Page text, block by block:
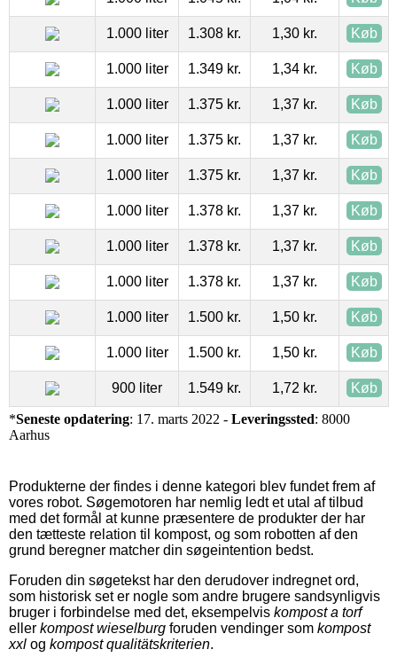
1.000 liter 1.308 kr. 1,30 kr. Køb
1.000 liter 1.349 kr. 1,34 kr. Køb
1.000 liter 1.375 kr. 1,37 kr. Køb
1.000 liter 1.375 kr. 1,37 kr. Køb
1.000 liter 1.375 kr. 1,37 kr. Køb
1.000 liter 1.378 kr. 1,37 kr. Køb
1.000 liter 1.378 kr. 1,37 kr. Køb
1.000 liter 1.378 kr. 1,37 kr. Køb
1.000 liter 1.500 kr. 1,50 kr. Køb
1.000 liter 1.500 kr. 1,50 kr. Køb
900 liter 1.549 kr. 1,72 kr. Køb
*Seneste opdatering: 17. marts 2022 - Leveringssted: 8000
Aarhus
Produkterne der findes i denne kategori blev fundet frem af
vores robot. Søgemotoren har nemlig ledt et utal af tilbud
med det formål at kunne præsentere de produkter der har
den tætteste relation til kompost, og som robotten af den
grund beregner matcher din søgeintention bedst.
Foruden din søgetekst har den derudover indregnet ord,
som historisk set er nogle som andre brugere sandsynligvis
bruger i forbindelse med det, eksempelvis kompost a torf
eller kompost wieselburg foruden vendinger som kompost
xxl og kompost qualitätskriterien.